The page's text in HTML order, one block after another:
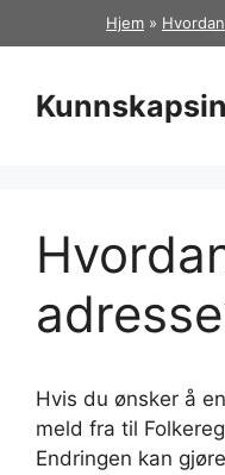
til
Hjem » Hvordan
Hvis du ønsker å
meld fra til
Endringen kan